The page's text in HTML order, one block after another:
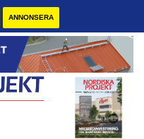
ANNONSERA